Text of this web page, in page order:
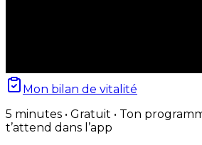
Mon bilan de vitalité
5 minutes • Gratuit • Ton
t’attend dans l’app